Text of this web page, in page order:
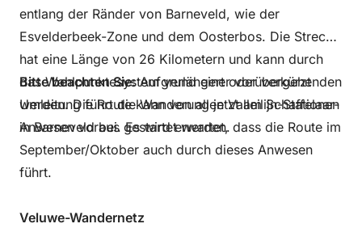
entlang der Ränder von Barneveld, wie der
Esvelderbeek-Zone und dem Oosterbos. Die Strecke
hat eine Länge von 26 Kilometern und kann durch
das Wahlpunktesystem verlängert oder verkürzt
werden. Die Route kann von allen Valleilijn-Stationen
in Barneveld aus gestartet werden.
Bitte beachten Sie:Aufgrund einer vorübergehenden
Umleitung führt die Wanderung jetzt am Schaffelaar-
Anwesen vorbei. Es wird erwartet, dass die Route im
September/Oktober auch durch dieses Anwesen
führt.
Veluwe-Wandernetz